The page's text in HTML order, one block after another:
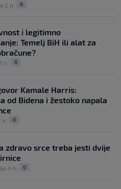
2 h 0
i legitimno
Temelj BiH ili alat za
h 0
Kamale Harris:
od Bidena i žestoko napala
h 0
zdravo srce treba jesti dvije
4 h 0